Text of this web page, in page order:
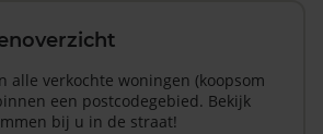
alle verkochte woningen (koopsom
een postcodegebied. Bekijk
bij u in de straat!